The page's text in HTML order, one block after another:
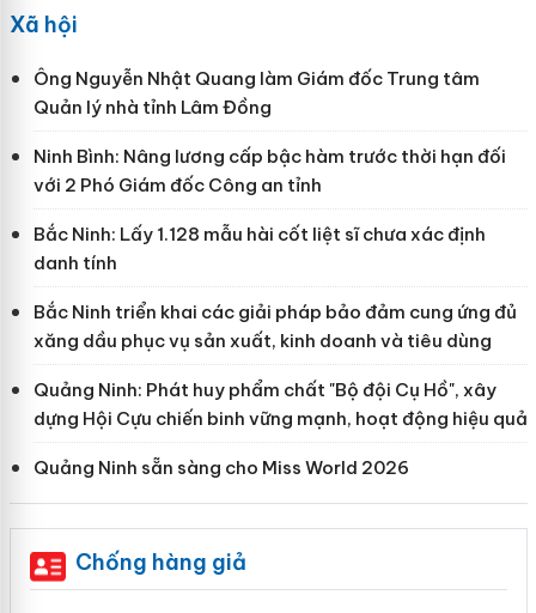
Xã hội
Ông Nguyễn Nhật Quang làm Giám đốc Trung tâm
Quản lý nhà tỉnh Lâm Đồng
Ninh Bình: Nâng lương cấp bậc hàm trước thời hạn đối
với 2 Phó Giám đốc Công an tỉnh
Bắc Ninh: Lấy 1.128 mẫu hài cốt liệt sĩ chưa xác định
danh tính
Bắc Ninh triển khai các giải pháp bảo đảm cung ứng đủ
xăng dầu phục vụ sản xuất, kinh doanh và tiêu dùng
Quảng Ninh: Phát huy phẩm chất "Bộ đội Cụ Hồ", xây
dựng Hội Cựu chiến binh vững mạnh, hoạt động hiệu quả
Quảng Ninh sẵn sàng cho Miss World 2026
Chống hàng giả